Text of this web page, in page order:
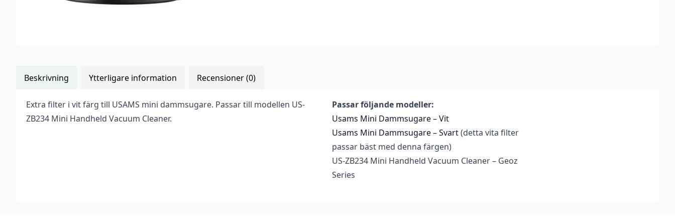
Beskrivning Ytterligare information Recensioner (0)
Extra filter i vit färg till USAMS mini dammsugare. Passar till modellen US-
ZB234 Mini Handheld Vacuum Cleaner.
Passar följande modeller:
Usams Mini Dammsugare – Vit
Usams Mini Dammsugare – Svart(detta vita filter
passar bäst med denna färgen)
US-ZB234 Mini Handheld Vacuum Cleaner – Geoz
Series
Vikt
0,026 kg
Recensioner Bli först med att recensera ”Usams Mini Dammsugare Filter – Svart”
för att skriva en recension.